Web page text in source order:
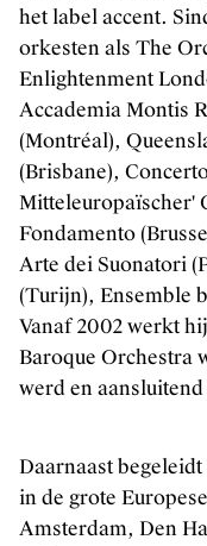
het label accent.
orkesten als The
Enlightenment
Accademia Montis
(Montréal),
(Brisbane),
Mitteleuropaïscher'
Fondamento
Arte dei Suonatori
(Turijn), Ensemble
Vanaf 2002 werkt
Baroque Orchestra
werd en
Daarnaast
in de grote
Amsterdam, Den